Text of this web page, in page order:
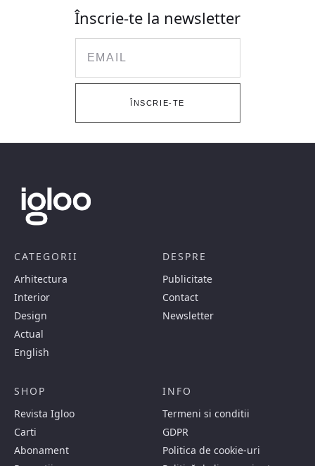
Înscrie-te la newsletter
ÎNSCRIE-TE
CATEGORII
Arhitectura
Interior
Design
Actual
English
DESPRE
Publicitate
Contact
Newsletter
SHOP
Revista Igloo
Carti
Abonament
INFO
Termeni si conditii
GDPR
Politica de cookie-uri